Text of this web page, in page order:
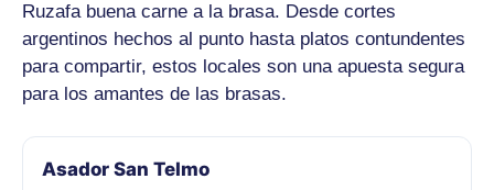
Ruzafa buena carne a la brasa. Desde cortes
argentinos hechos al punto hasta platos contundentes
para compartir, estos locales son una apuesta segura
para los amantes de las brasas.
Asador San Telmo